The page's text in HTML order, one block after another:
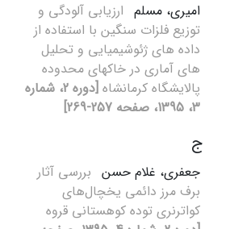
امیری، مسلم ارزیابی آلودگی و
توزیع فلزات سنگین با استفاده از
داده های ژئوشیمیایی و تحلیل
های آماری در خاکهای محدوده
پالایشگاه کرمانشاه
[دوره 2، شماره
3، 1395، صفحه 257-269]
ج
جعفری، غلام حسن بررسی آثار
برف مرز دائمی یخچال‌های
کواترنری توده کوهستانی قروه